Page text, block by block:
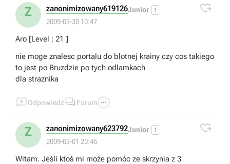
Z zanonimizowany619126Junior 1
2009-03-30 10:47

Aro [Level : 21 ]
nie moge znalesc portalu do blotnej krainy czy cos takiego
to jest po Bruzdzie po tych odlamkach
dla straznika
Odpowiedz  Forum 
Z zanonimizowany623792Junior 1
2009-03-01 20:46

Witam. Jeśli ktoś mi może pomóc ze skrzynia z 3